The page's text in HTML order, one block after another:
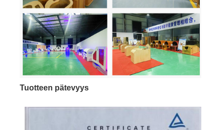
Tuotteen pätevyys